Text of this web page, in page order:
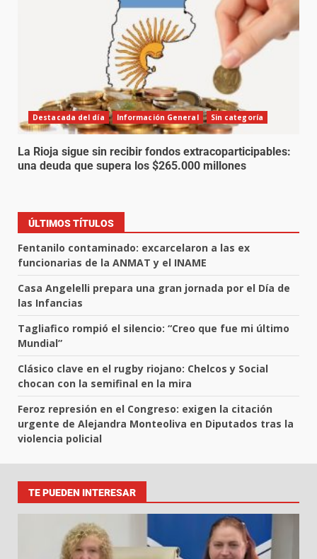
Destacada del día Información General Sin categoría
La Rioja sigue sin recibir fondos extracoparticipables:
una deuda que supera los $265.000 millones
ÚLTIMOS TÍTULOS
Fentanilo contaminado: excarcelaron a las ex
funcionarias de la ANMAT y el INAME
Casa Angelelli prepara una gran jornada por el Día de
las Infancias
Tagliafico rompió el silencio: “Creo que fue mi último
Mundial”
Clásico clave en el rugby riojano: Chelcos y Social
chocan con la semifinal en la mira
Feroz represión en el Congreso: exigen la citación
urgente de Alejandra Monteoliva en Diputados tras la
violencia policial
TE PUEDEN INTERESAR